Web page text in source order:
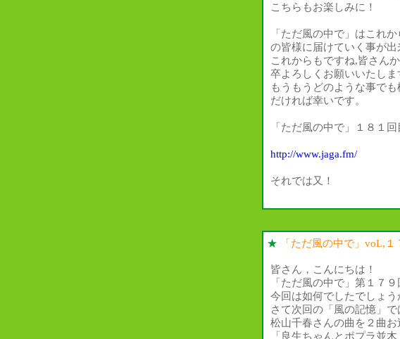
こちらもお楽しみに！
「ただ風の中で」はこれ
の皆様に届けていく事が出
これからもですね,皆さん
卒よろしくお願いいたしま
もうもうどのような事で
だければ幸いです。
「ただ風の中で」１８１
http://www.jaga.fm/
それでは又！
★ 「ただ風の中で」voL,
皆さん，こんにちは！
「ただ風の中で」第１７
今回は如何でしたでしょう
さて次回の「風の記憶」
松山千春さんの曲を２曲お
「良生ちゃんとポプラ並木